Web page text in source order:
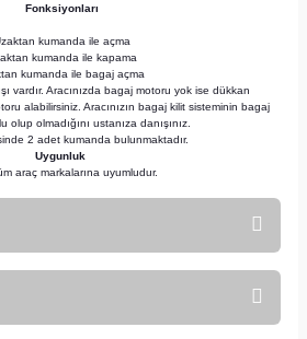
Fonksiyonları
kumanda ile açma
kumanda ile kapama
kumanda ile bagaj açma
vardır. Aracınızda bagaj motoru yok ise dükkan
alabilirsiniz. Aracınızın bagaj kilit sisteminin bagaj
olup olmadığını ustanıza danışınız.
2 adet kumanda bulunmaktadır.
Uygunluk
araç markalarına uyumludur.